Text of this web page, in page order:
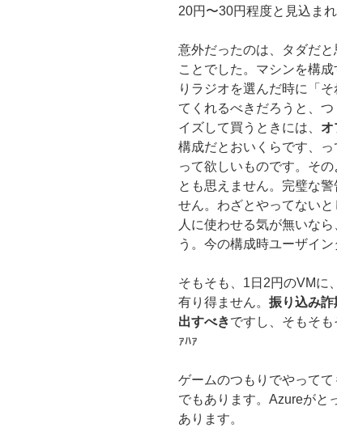
20円〜30円程度と見込まれ
意外だったのは、タダだ
ことでした。マシンを構
りラジオを選んだ時に「
てくれるべきだろうと、
イズして買うときには、 オ
構成だとおいくらです、
って欲しいものです。そ
とも思えません。完璧な
せん。わざとやってない
人に使わせる気が無いな
う。今の構成時ユーザイ
そもそも、1日2円のVMに
有り得ません。 振り込み
出すべきですし、そもそ
ｧﾊｧ
ゲームのつもりでやって
でもあります。Azureがと
あります。